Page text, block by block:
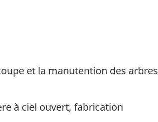
et la manutention des arbres
à ciel ouvert, fabrication